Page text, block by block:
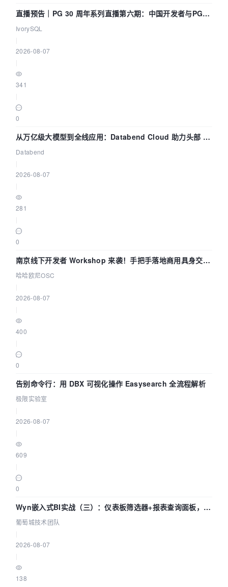
直播预告｜PG 30 周年系列直播第六期：中国开发者与PG内
核——我们改得动吗？我们贡献了什么？
IvorySQL
2026-08-07
341
0
从万亿级大模型到全线应用：Databend Cloud 助力头部 AI
企业构建全链路 Trace 数据管道
Databend
2026-08-07
281
0
南京线下开发者 Workshop 来袭！手把手落地商用具身交互
智能 Agent 应用
哈哈欧尼OSC
2026-08-07
400
0
告别命令行：用 DBX 可视化操作 Easysearch 全流程解析
极限实验室
2026-08-07
609
0
Wyn嵌入式BI实战（三）：仪表板筛选器+报表查询面板，参
数联动全闭环
葡萄城技术团队
2026-08-07
138